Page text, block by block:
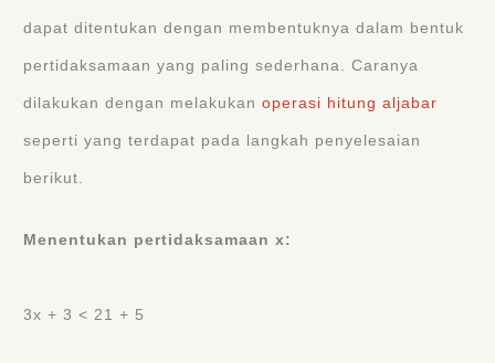
dapat ditentukan dengan membentuknya dalam bentuk
pertidaksamaan yang paling sederhana. Caranya
dilakukan dengan melakukanoperasi hitung aljabar
seperti yang terdapat pada langkah penyelesaian
berikut.
Menentukan pertidaksamaan x:
3x + 3 < 21 + 5